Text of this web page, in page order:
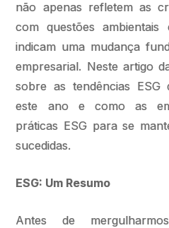
não apenas refletem as
com questões
indicam uma mudança
empresarial. Neste artigo
sobre as tendências ESG
este ano e como as
práticas ESG para se
sucedidas.
ESG: Um Resumo
Antes de